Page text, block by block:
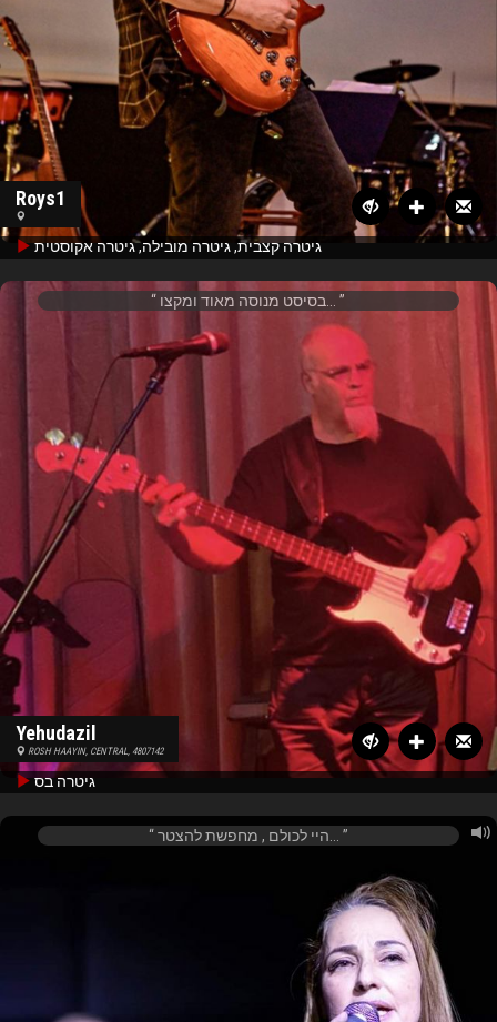
Roys1
גיטרה קצבית, גיטרה מובילה, גיטרה אקוסטית
Yehudazil
ROSH HAAYIN, CENTRAL, 4807142
גיטרה בס